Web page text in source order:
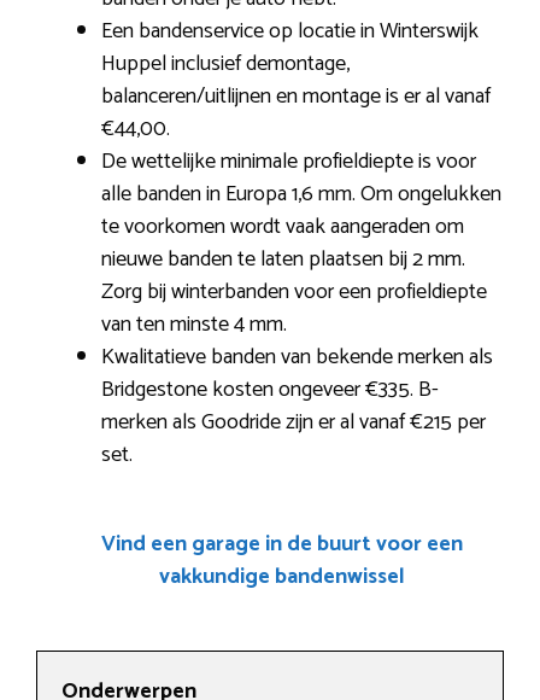
Een bandenservice op locatie in Winterswijk
Huppel inclusief demontage,
balanceren/uitlijnen en montage is er al vanaf
€44,00.
De wettelijke minimale profieldiepte is voor
alle banden in Europa 1,6 mm. Om ongelukken
te voorkomen wordt vaak aangeraden om
nieuwe banden te laten plaatsen bij 2 mm.
Zorg bij winterbanden voor een profieldiepte
van ten minste 4 mm.
Kwalitatieve banden van bekende merken als
Bridgestone kosten ongeveer €335. B-
merken als Goodride zijn er al vanaf €215 per
set.
Vind een garage in de buurt voor een
vakkundige bandenwissel
Onderwerpen